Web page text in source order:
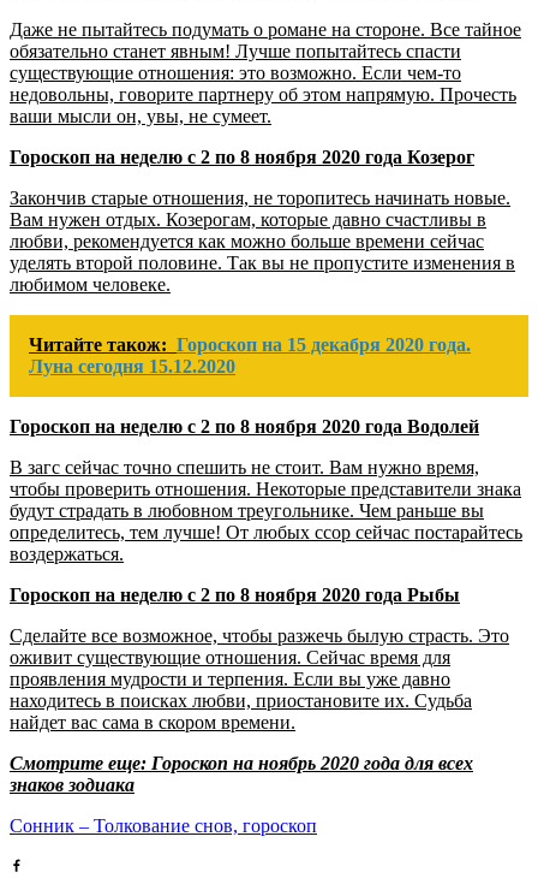
Даже не пытайтесь подумать о романе на стороне. Все тайное
обязательно станет явным! Лучше попытайтесь спасти
существующие отношения: это возможно. Если чем-то
недовольны, говорите партнеру об этом напрямую. Прочесть
ваши мысли он, увы, не сумеет.
Гороскоп на неделю с 2 по 8 ноября 2020 года Козерог
Закончив старые отношения, не торопитесь начинать новые.
Вам нужен отдых. Козерогам, которые давно счастливы в
любви, рекомендуется как можно больше времени сейчас
уделять второй половине. Так вы не пропустите изменения в
любимом человеке.
Читайте також: Гороскоп на 15 декабря 2020 года.
Луна сегодня 15.12.2020
Гороскоп на неделю с 2 по 8 ноября 2020 года Водолей
В загс сейчас точно спешить не стоит. Вам нужно время,
чтобы проверить отношения. Некоторые представители знака
будут страдать в любовном треугольнике. Чем раньше вы
определитесь, тем лучше! От любых ссор сейчас постарайтесь
воздержаться.
Гороскоп на неделю с 2 по 8 ноября 2020 года Рыбы
Сделайте все возможное, чтобы разжечь былую страсть. Это
оживит существующие отношения. Сейчас время для
проявления мудрости и терпения. Если вы уже давно
находитесь в поисках любви, приостановите их. Судьба
найдет вас сама в скором времени.
Смотрите еще: Гороскоп на ноябрь 2020 года для всех
знаков зодиака
Сонник – Толкование снов, гороскоп